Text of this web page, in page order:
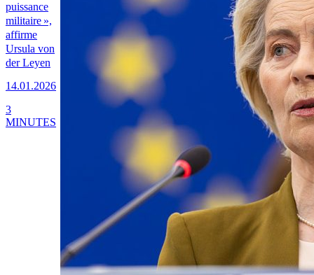
puissance
militaire »,
affirme
Ursula von
der Leyen
14.01.2026
3
MINUTES